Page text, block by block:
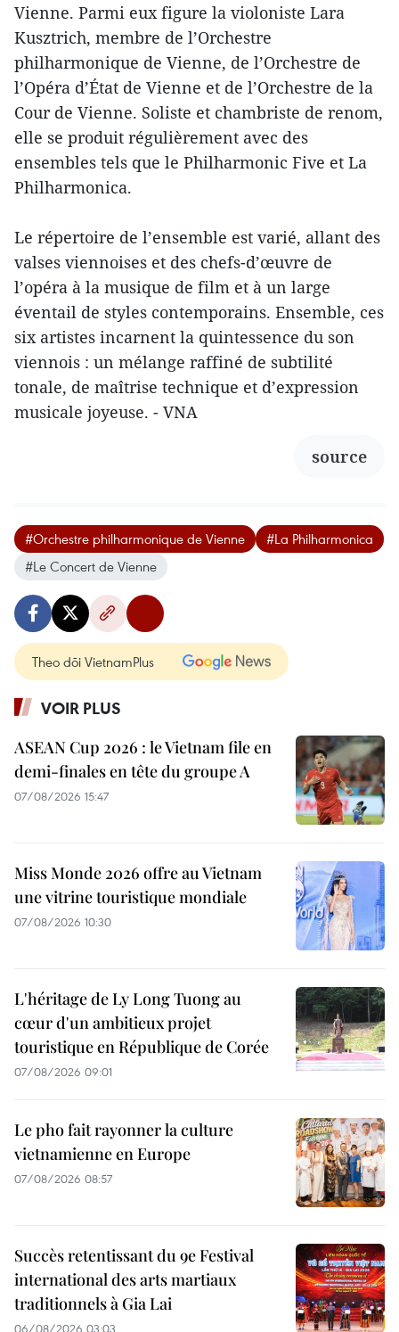
Vienne. Parmi eux figure la violoniste Lara
Kusztrich, membre de l’Orchestre
philharmonique de Vienne, de l’Orchestre de
l’Opéra d’État de Vienne et de l’Orchestre de la
Cour de Vienne. Soliste et chambriste de renom,
elle se produit régulièrement avec des
ensembles tels que le Philharmonic Five et La
Philharmonica.
Le répertoire de l’ensemble est varié, allant des
valses viennoises et des chefs-d’œuvre de
l’opéra à la musique de film et à un large
éventail de styles contemporains. Ensemble, ces
six artistes incarnent la quintessence du son
viennois : un mélange raffiné de subtilité
tonale, de maîtrise technique et d’expression
musicale joyeuse. - VNA
source
#Orchestre philharmonique de Vienne
#La Philharmonica
#Le Concert de Vienne
Theo dõi VietnamPlus
VOIR PLUS
ASEAN Cup 2026 : le Vietnam file en
demi-finales en tête du groupe A
07/08/2026 15:47
Miss Monde 2026 offre au Vietnam
une vitrine touristique mondiale
07/08/2026 10:30
L'héritage de Ly Long Tuong au
cœur d'un ambitieux projet
touristique en République de Corée
07/08/2026 09:01
Le pho fait rayonner la culture
vietnamienne en Europe
07/08/2026 08:57
Succès retentissant du 9e Festival
international des arts martiaux
traditionnels à Gia Lai
06/08/2026 03:03